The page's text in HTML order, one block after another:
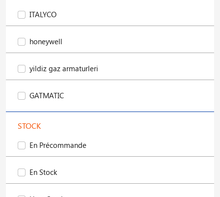
ITALYCO
honeywell
yildiz gaz armaturleri
GATMATIC
STOCK
En Précommande
En Stock